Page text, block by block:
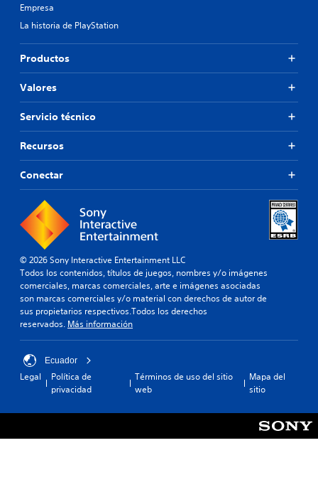
Empresa
La historia de PlayStation
Productos
Valores
Servicio técnico
Recursos
Conectar
© 2026 Sony Interactive Entertainment LLC
Todos los contenidos, títulos de juegos, nombres y/o imágenes
comerciales, marcas comerciales, arte e imágenes asociadas
son marcas comerciales y/o material con derechos de autor de
sus propietarios respectivos.Todos los derechos
reservados. Más información
Ecuador
Legal
Política de
privacidad
Términos de uso del sitio
web
Mapa del
sitio